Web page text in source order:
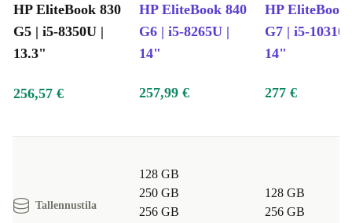
HP EliteBook 830
G5 | i5-8350U |
13.3"
HP EliteBook 840
G6 | i5-8265U |
14"
HP EliteBook
G7 | i5-
14"
256,57 € 257,99 € 277 €
Tallennustila
128 GB
250 GB
256 GB
128 GB
256 GB